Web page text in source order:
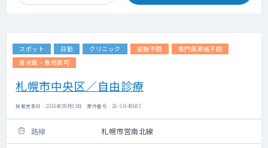
スポット 日勤 クリニック 経験不問
専門医資格不問
専攻医・専修医可
札幌市中央区／自由診療
掲載更新日 : 2026年08月03日 案件番号 : 26-SI648683
路線 札幌市営南北線